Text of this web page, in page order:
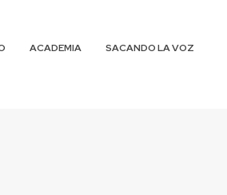
ACADEMIA
SACANDO LA VOZ